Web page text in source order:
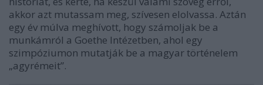
akkor azt mutassam meg, szívesen elolvassa. Aztán
egy év múlva meghívott, hogy számoljak be a
munkámról a Goethe Intézetben, ahol egy
szimpóziumon mutatják be a magyar történelem
„agyrémeit”.